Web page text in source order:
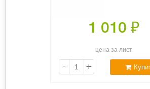
1 010 ₽
цена за лист
- +